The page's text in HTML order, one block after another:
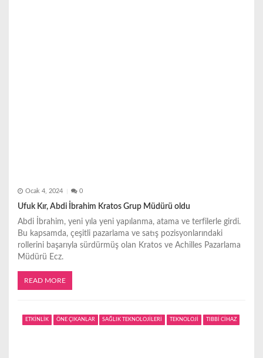
Ocak 4, 2024 0
Ufuk Kır, Abdi İbrahim Kratos Grup Müdürü oldu
Abdi İbrahim, yeni yıla yeni yapılanma, atama ve terfilerle girdi.
Bu kapsamda, çeşitli pazarlama ve satış pozisyonlarındaki
rollerini başarıyla sürdürmüş olan Kratos ve Achilles Pazarlama
Müdürü Ecz.
READ MORE
ETKİNLİK ÖNE ÇIKANLAR SAĞLIK TEKNOLOJİLERİ TEKNOLOJİ TIBBİ CİHAZ